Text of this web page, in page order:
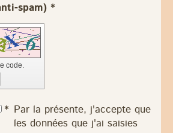
Captcha (code anti-spam) *
code.
* Par la présente, j'accepte que
les données que j'ai saisies